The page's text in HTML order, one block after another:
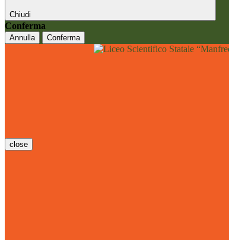
Chiudi
Conferma
Annulla Conferma
close